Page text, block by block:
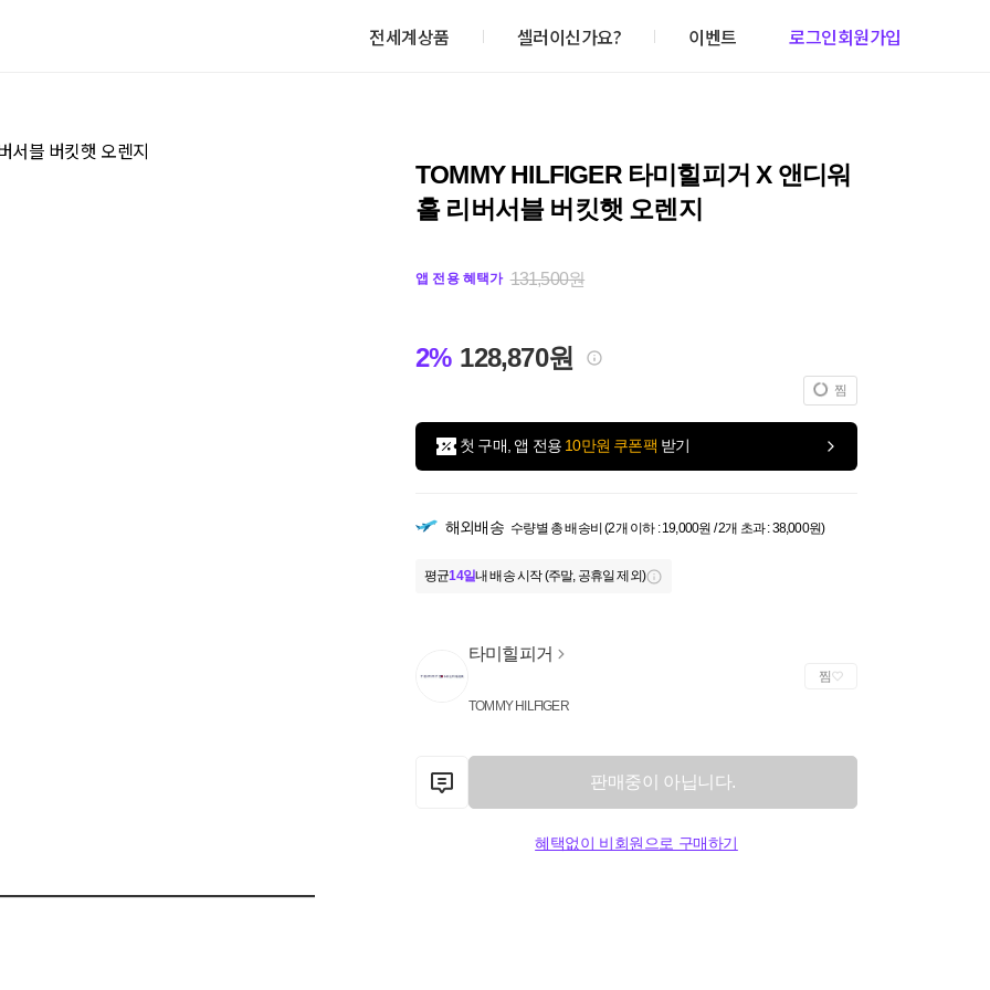
전세계상품 셀러이신가요? 이벤트 로그인회원가입
TOMMY HILFIGER 타미힐피거 X 앤디워
홀 리버서블 버킷햇 오렌지
앱 전용 혜택가 131,500원
2% 128,870원
찜
첫 구매, 앱 전용 10만원 쿠폰팩 받기
해외배송 수량별 총 배송비 (2개 이하 : 19,000원 / 2개 초과 : 38,000원)
평균14일내 배송 시작 (주말, 공휴일 제외)
타미힐피거
TOMMY HILFIGER
찜
판매중이 아닙니다.
혜택없이 비회원으로 구매하기